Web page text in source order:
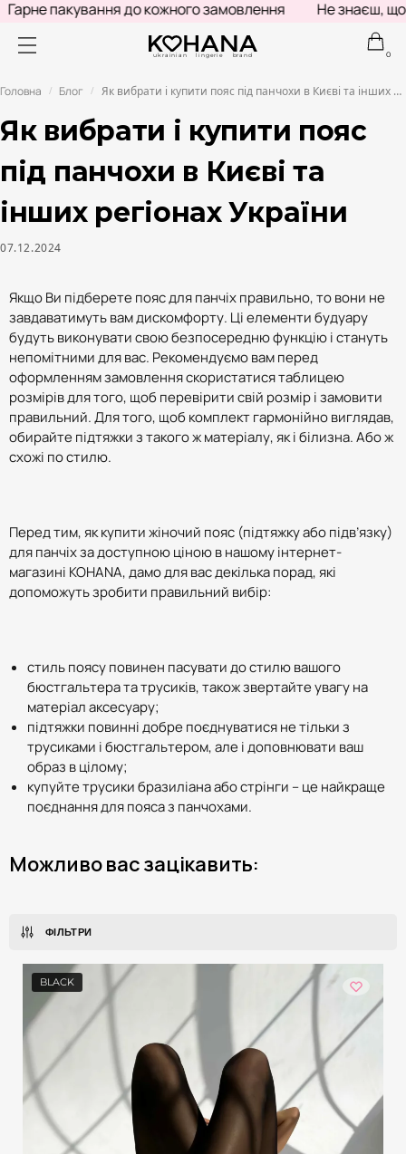
до кожного замовлення Не знаєш, що подарувати?
ukrainian lingerie brand 0
Головна / Блог / Як вибрати і купити пояс під панчохи в Києві та інших регіонах України
Як вибрати і купити пояс
під панчохи в Києві та
інших регіонах України
07.12.2024
Якщо Ви підберете пояс для панчіх правильно, то вони не
завдаватимуть вам дискомфорту. Ці елементи будуару
будуть виконувати свою безпосередню функцію і стануть
непомітними для вас. Рекомендуємо вам перед
оформленням замовлення скористатися таблицею
розмірів для того, щоб перевірити свій розмір і замовити
правильний. Для того, щоб комплект гармонійно виглядав,
обирайте підтяжки з такого ж матеріалу, як і білизна. Або ж
схожі по стилю.
Перед тим, як купити жіночий пояс (підтяжку або підв’язку)
для панчіх за доступною ціною в нашому інтернет-
магазині KOHANA, дамо для вас декілька порад, які
допоможуть зробити правильний вибір:
стиль поясу повинен пасувати до стилю вашого
бюстгальтера та трусиків, також звертайте увагу на
матеріал аксесуару;
підтяжки повинні добре поєднуватися не тільки з
трусиками і бюстгальтером, але і доповнювати ваш
образ в цілому;
купуйте трусики бразиліана або стрінги – це найкраще
поєднання для пояса з панчохами.
Можливо вас зацікавить:
ФІЛЬТРИ
BLACK